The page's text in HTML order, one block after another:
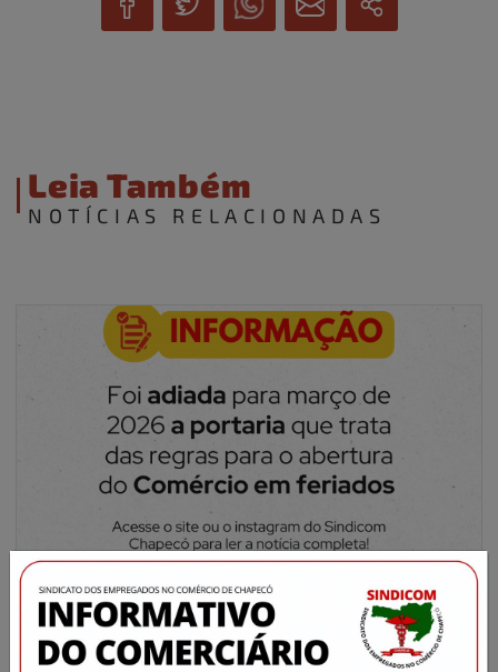
×
Leia Também
NOTÍCIAS RELACIONADAS